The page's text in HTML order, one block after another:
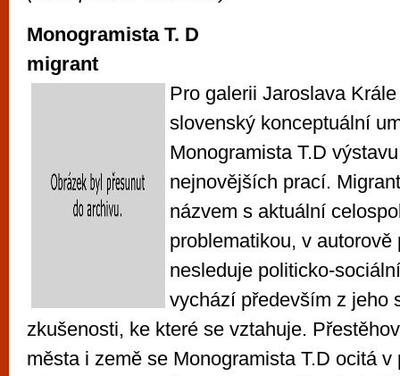
Monogramista T. D
migrant
Pro galerii Jaroslava
slovenský konceptuální
Monogramista T.D
nejnovějších prací.
názvem s aktuální
problematikou, v autorově
nesleduje politicko-
vychází především z jeho
zkušenosti, ke které se vztahuje.
města i země se Monogramista T.D ocitá